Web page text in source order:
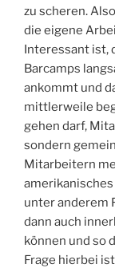
zu scheren.
die eigene
Interessant ist,
Barcamps
ankommt und
mittlerweile
gehen darf,
sondern
Mitarbeitern
unter anderem
dann auch
können und so
Frage hierbei